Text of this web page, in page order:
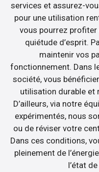
services et assurez-
pour une utilisation
vous pourrez profiter
quiétude d’esprit.
maintenir vos
fonctionnement. Dans
société, vous
utilisation durable et
D’ailleurs, via notre
expérimentés, nous
ou de réviser votre
Dans ces conditions,
pleinement de
l’état